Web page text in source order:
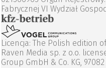
Fabrycznej VI Wydział
Licencja: The Polish edition
Raven Media sp. z o.o.
Group GmbH & Co. KG,